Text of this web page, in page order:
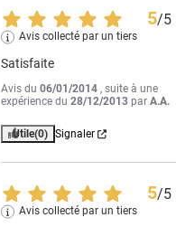
5/5
Avis collecté par un tiers
Satisfaite
Avis du06/01/2014 , suite à une
expérience du28/12/2013 parA.A.
Utile(0) Signaler
5/5
Avis collecté par un tiers